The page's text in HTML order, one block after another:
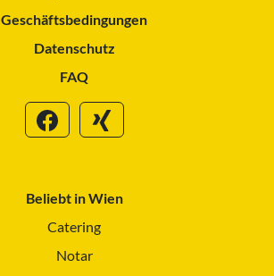
Geschäftsbedingungen
Datenschutz
FAQ
Beliebt in Wien
Catering
Notar